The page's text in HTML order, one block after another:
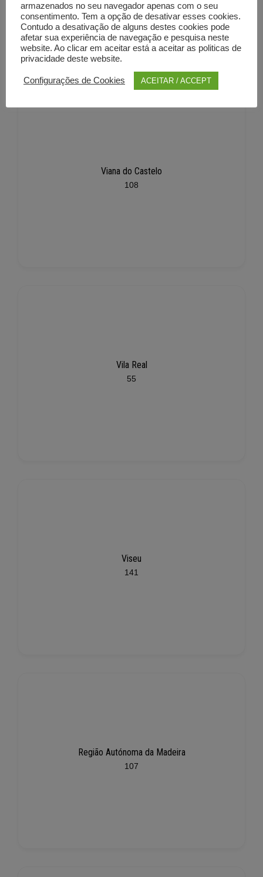
Viana do Castelo
108
Vila Real
55
Viseu
141
Região Autónoma da Madeira
107
armazenados no seu navegador apenas com o seu
consentimento. Tem a opção de desativar esses cookies.
Contudo a desativação de alguns destes cookies pode
afetar sua experiência de navegação e pesquisa neste
website. Ao clicar em aceitar está a aceitar as politicas de
privacidade deste website.
Configurações de Cookies ACEITAR / ACCEPT